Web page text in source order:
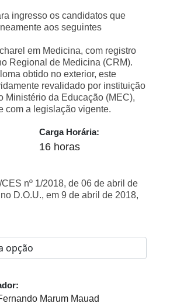
ingresso os candidatos que
aos seguintes
em Medicina, com registro
Regional de Medicina (CRM).
obtido no exterior, este
revalidado por instituição
Ministério da Educação (MEC),
com a legislação vigente.
Carga Horária:
16 horas
nº 1/2018, de 06 de abril de
D.O.U., em 9 de abril de 2018,
Marum Mauad